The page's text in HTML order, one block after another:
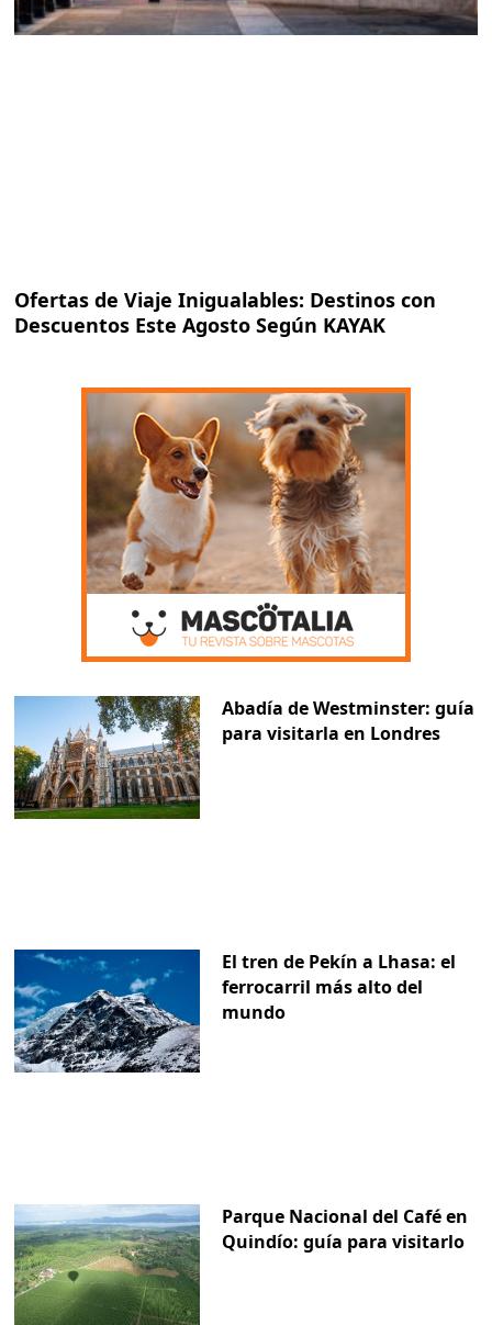
Ofertas de Viaje Inigualables: Destinos con
Descuentos Este Agosto Según KAYAK
Abadía de Westminster: guía
para visitarla en Londres
El tren de Pekín a Lhasa: el
ferrocarril más alto del
mundo
Parque Nacional del Café en
Quindío: guía para visitarlo